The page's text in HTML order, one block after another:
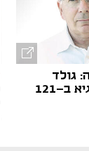
גולד
בונד רוכשת את שחם גיא ב-121